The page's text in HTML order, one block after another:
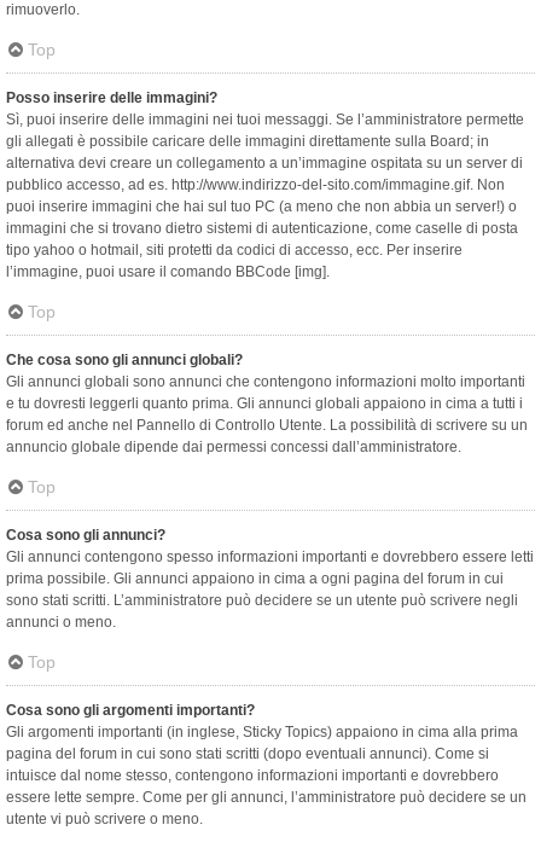
rimuoverlo.
Top
Posso inserire delle immagini?
Sì, puoi inserire delle immagini nei tuoi messaggi. Se l’amministratore permette
gli allegati è possibile caricare delle immagini direttamente sulla Board; in
alternativa devi creare un collegamento a un’immagine ospitata su un server di
pubblico accesso, ad es. http://www.indirizzo-del-sito.com/immagine.gif. Non
puoi inserire immagini che hai sul tuo PC (a meno che non abbia un server!) o
immagini che si trovano dietro sistemi di autenticazione, come caselle di posta
tipo yahoo o hotmail, siti protetti da codici di accesso, ecc. Per inserire
l’immagine, puoi usare il comando BBCode [img].
Top
Che cosa sono gli annunci globali?
Gli annunci globali sono annunci che contengono informazioni molto importanti
e tu dovresti leggerli quanto prima. Gli annunci globali appaiono in cima a tutti i
forum ed anche nel Pannello di Controllo Utente. La possibilità di scrivere su un
annuncio globale dipende dai permessi concessi dall’amministratore.
Top
Cosa sono gli annunci?
Gli annunci contengono spesso informazioni importanti e dovrebbero essere letti
prima possibile. Gli annunci appaiono in cima a ogni pagina del forum in cui
sono stati scritti. L’amministratore può decidere se un utente può scrivere negli
annunci o meno.
Top
Cosa sono gli argomenti importanti?
Gli argomenti importanti (in inglese, Sticky Topics) appaiono in cima alla prima
pagina del forum in cui sono stati scritti (dopo eventuali annunci). Come si
intuisce dal nome stesso, contengono informazioni importanti e dovrebbero
essere lette sempre. Come per gli annunci, l’amministratore può decidere se un
utente vi può scrivere o meno.